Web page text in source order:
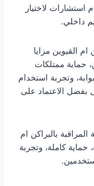
لاختيار
داخلي.
ام القيوين مزايا
حماية ممتلكات
وتجربة استخدام
بفضل الاعتماد على
بالبراكن ام
حماية كاملة، وتجربة